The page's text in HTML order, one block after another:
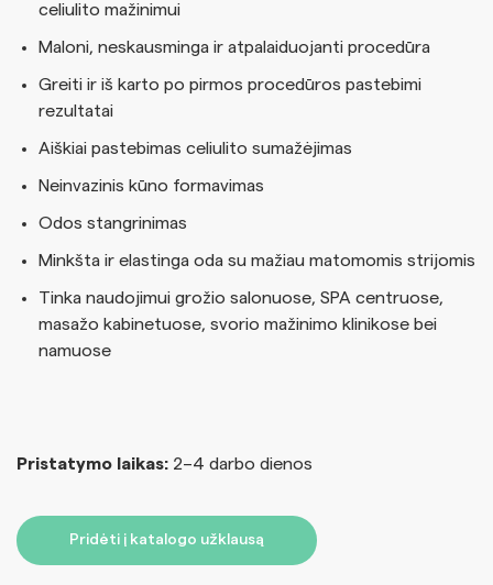
celiulito mažinimui
Maloni, neskausminga ir atpalaiduojanti procedūra
Greiti ir iš karto po pirmos procedūros pastebimi
rezultatai
Aiškiai pastebimas celiulito sumažėjimas
Neinvazinis kūno formavimas
Odos stangrinimas
Minkšta ir elastinga oda su mažiau matomomis strijomis
Tinka naudojimui grožio salonuose, SPA centruose,
masažo kabinetuose, svorio mažinimo klinikose bei
namuose
Pristatymo laikas: 2–4 darbo dienos
Pridėti į katalogo užklausą